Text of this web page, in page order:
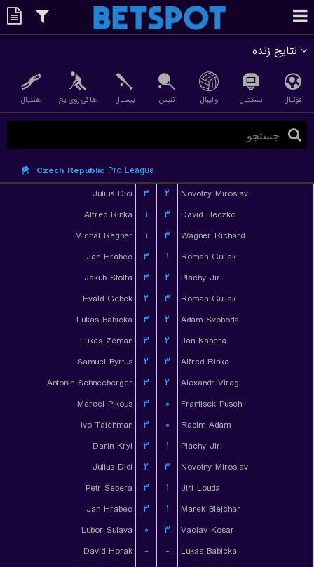
نتایج زنده
فوتبال بسکتبال والیبال تنیس بیسبال هاکی روی یخ هندبال
Czech Republic Pro League
Julius Didi
۳ ۲
Novotny Miroslav
Alfred Rinka
۱ ۳
David Heczko
Michal Regner
۱ ۳
Wagner Richard
Jan Hrabec
۳ ۱
Roman Guliak
Jakub Stolfa
۳ ۲
Plachy Jiri
Evald Gebek
۲ ۳
Roman Guliak
Lukas Babicka
۳ ۲
Adam Svoboda
Lukas Zeman
۳ ۲
Jan Kanera
Samuel Byrtus
۲ ۳
Alfred Rinka
Antonin Schneeberger
۳ ۲
Alexandr Virag
Marcel Pikous
۳ ۰
Frantisek Pusch
Ivo Taichman
۳ ۰
Radim Adam
Darin Kryl
۳ ۱
Plachy Jiri
Julius Didi
۲ ۳
Novotny Miroslav
Petr Sebera
۳ ۱
Jiri Louda
Jan Hrabec
۳ ۱
Marek Blejchar
Lubor Sulava
۰ ۳
Vaclav Kosar
David Horak
- -
Lukas Babicka